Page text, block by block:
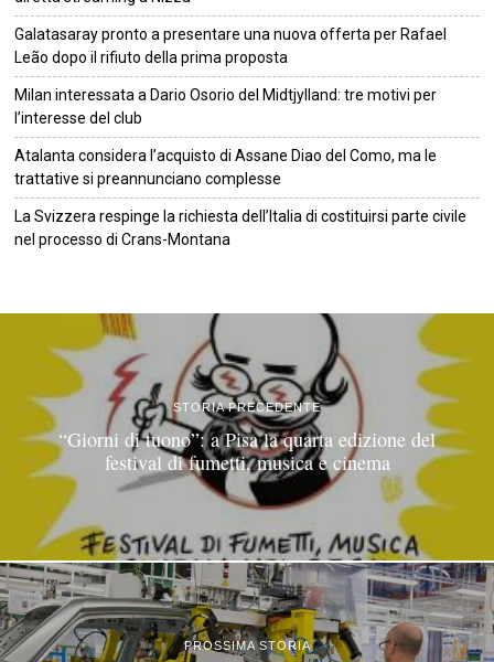
Galatasaray pronto a presentare una nuova offerta per Rafael
Leão dopo il rifiuto della prima proposta
Milan interessata a Dario Osorio del Midtjylland: tre motivi per
l’interesse del club
Atalanta considera l’acquisto di Assane Diao del Como, ma le
trattative si preannunciano complesse
La Svizzera respinge la richiesta dell’Italia di costituirsi parte civile
nel processo di Crans-Montana
STORIA PRECEDENTE
“Giorni di tuono”: a Pisa la quarta edizione del
festival di fumetti, musica e cinema
PROSSIMA STORIA